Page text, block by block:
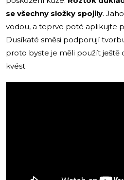
se všechny složky spojily.
vodou, a teprve poté aplikujte
Dusíkaté směsi podporují
proto byste je měli použít ještě
kvést.